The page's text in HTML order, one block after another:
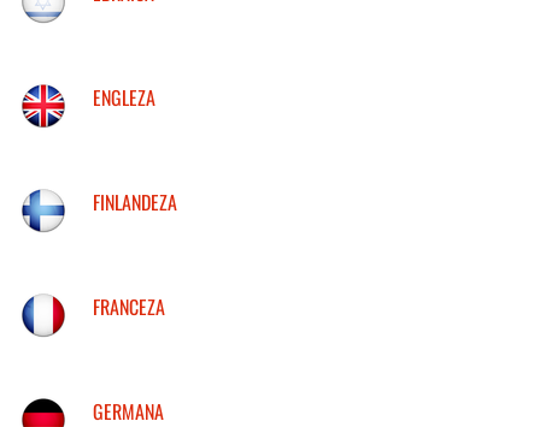
ENGLEZA
FINLANDEZA
FRANCEZA
GERMANA